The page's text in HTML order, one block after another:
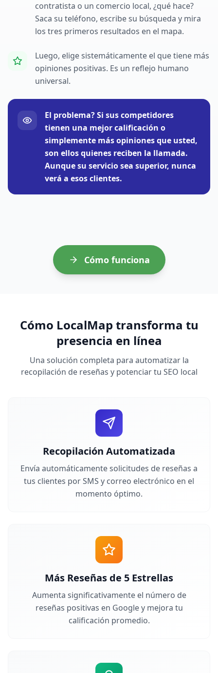
contratista o un comercio local, ¿qué hace?
Saca su teléfono, escribe su búsqueda y mira
los tres primeros resultados en el mapa.
Luego, elige sistemáticamente el que tiene más
opiniones positivas. Es un reflejo humano
universal.
El problema? Si sus competidores
tienen una mejor calificación o
simplemente más opiniones que usted,
son ellos quienes reciben la llamada.
Aunque su servicio sea superior, nunca
verá a esos clientes.
Cómo funciona
Cómo LocalMap transforma tu
presencia en línea
Una solución completa para automatizar la
recopilación de reseñas y potenciar tu SEO local
Recopilación Automatizada
Envía automáticamente solicitudes de reseñas a
tus clientes por SMS y correo electrónico en el
momento óptimo.
Más Reseñas de 5 Estrellas
Aumenta significativamente el número de
reseñas positivas en Google y mejora tu
calificación promedio.